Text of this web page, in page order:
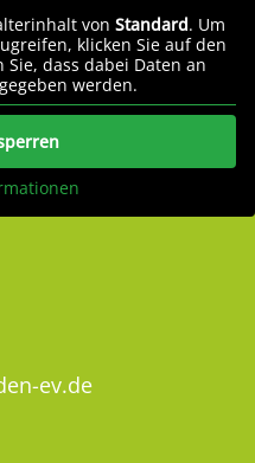
von Standard. Um
klicken Sie auf den
dass dabei Daten an
werden.
ev.de